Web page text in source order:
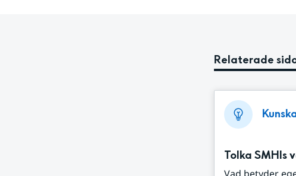
Relaterade
Tolka SMHIs